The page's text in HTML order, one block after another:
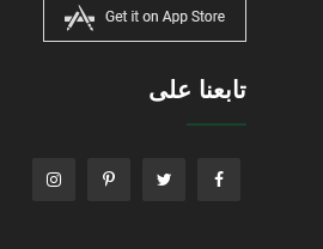
تابعنا على